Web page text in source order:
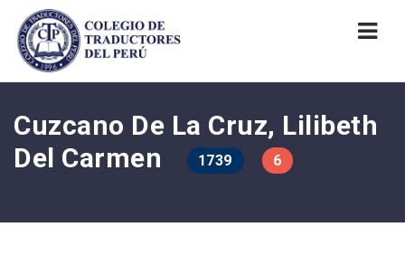
Cuzcano De La Cruz, Lilibeth
Del Carmen
1739 6